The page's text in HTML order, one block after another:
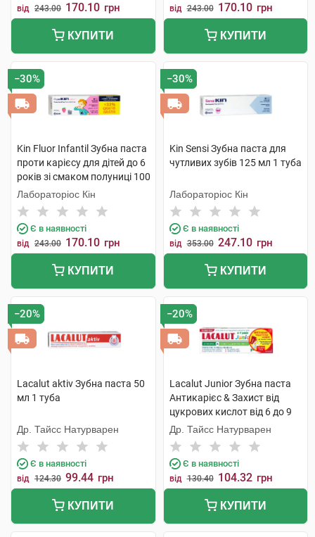
від 243.00 170.10 грн
КУПИТИ
від 243.00 170.10 грн
КУПИТИ
−30%
Kin Fluor Infantil Зубна паста
проти карієсу для дітей до 6
років зі смаком полуниці 100
мл 1 туба
Лабораторіос Кін
Є в наявності
від 243.00 170.10 грн
КУПИТИ
−30%
Kin Sensi Зубна паста для
чутливих зубів 125 мл 1 туба
Лабораторіос Кін
Є в наявності
від 353.00 247.10 грн
КУПИТИ
−20%
Lacalut aktiv Зубна паста 50
мл 1 туба
Др. Тайсс Натурварен
Є в наявності
від 124.30 99.44 грн
КУПИТИ
−20%
Lacalut Junior Зубна паста
Антикарієс & Захист від
цукрових кислот від 6 до 9
років 55 мл 1 туба
Др. Тайсс Натурварен
Є в наявності
від 130.40 104.32 грн
КУПИТИ